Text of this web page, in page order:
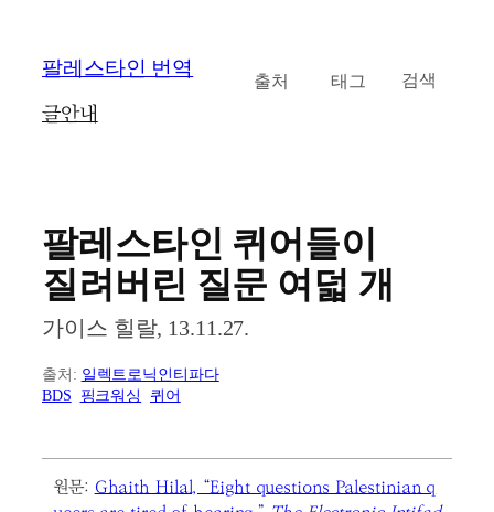
팔레스타인 번역
글안내
카테고리 태그 검색
팔레스타인 퀴어들이
질려버린 질문 여덟 개
가이스 힐랄, 13.11.27.
출처: 일렉트로닉인티파다
BDS
핑크워싱 퀴어
원문:Ghaith Hilal, “Eight questions Palestinian q